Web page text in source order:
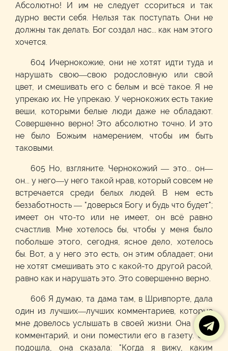
Абсолютно! И им не следует ссориться и так
дурно вести себя. Нельзя так поступать. Они не
должны так делать. Бог создал нас... как нам этого
хочется.
604 Ичернокожие, они не хотят идти туда и
нарушать свою—свою родословную или свой
цвет, и смешивать его с белым и всё такое. Я не
упрекаю их. Не упрекаю. У чернокожих есть такие
веши, которыми белые люди даже не обладают.
Совершенно верно! Это абсолютно точно. И это
не было Божьим намерением, чтобы им быть
таковыми.
605 Но, взгляните. Чернокожий — это... он—
он... у него—у него такой нрав, который совсем не
встречается среди белых людей. В нем есть
беззаботность — "доверься Богу и будь что будет";
имеет он что-то или не имеет, он всё равно
счастлив. Мне хотелось бы, чтобы у меня было
побольше этого, сегодня, ясное дело, хотелось
бы. Вот, а у него это есть, он этим обладает; они
не хотят смешивать это с какой-то другой расой,
равно как и нарушать это. Это совершенно верно.
606 Я думаю, та дама там, в Шривпорте, дала
один из лучших—лучших комментариев, которые
мне довелось услышать в своей жизни. Она дала
комментарий, и они поместили его в газету. Она
подошла, она сказала: "Когда я вижу, каким